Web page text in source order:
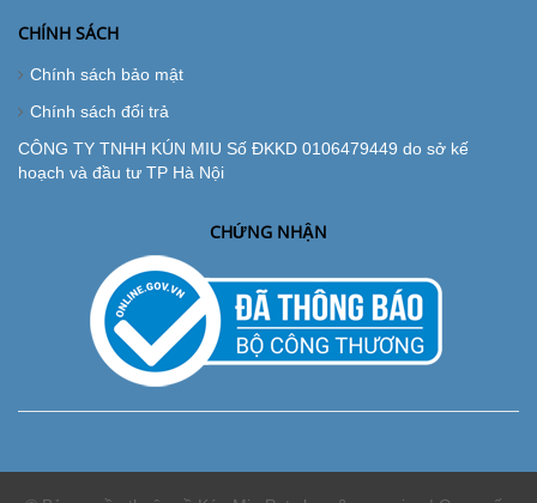
CHÍNH SÁCH
Chính sách bảo mật
Chính sách đổi trả
CÔNG TY TNHH KÚN MIU Số ĐKKD 0106479449 do sở kế
hoạch và đầu tư TP Hà Nội
CHỨNG NHẬN